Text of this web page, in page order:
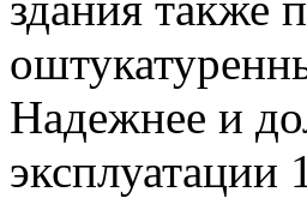
Надежнее и
эксплуатации